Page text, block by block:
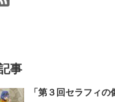
事
「第３回セラフィ